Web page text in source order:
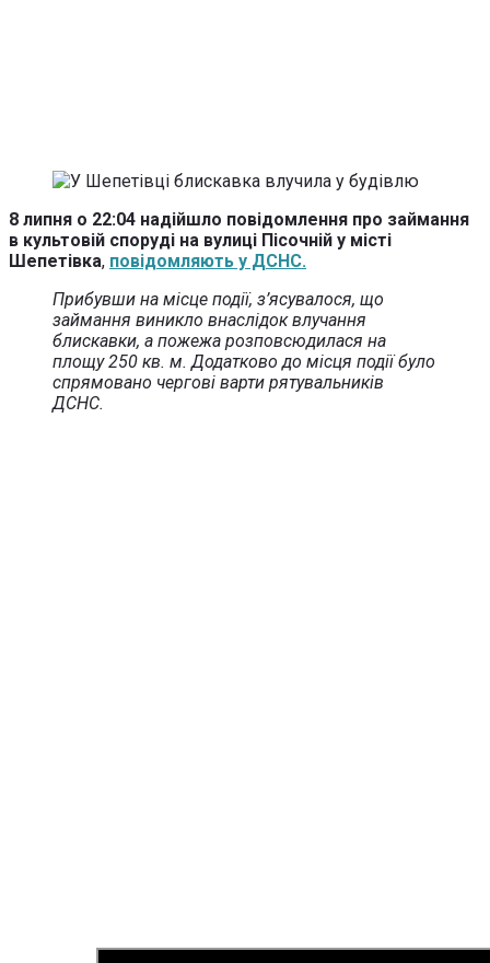
8 липня о 22:04 надійшло повідомлення про займання
в культовій споруді на вулиці Пісочній у місті
Шепетівка, повідомляють у ДСНС.
Прибувши на місце події, з’ясувалося, що
займання виникло внаслідок влучання
блискавки, а пожежа розповсюдилася на
площу 250 кв. м. Додатково до місця події було
спрямовано чергові варти рятувальників
ДСНС.